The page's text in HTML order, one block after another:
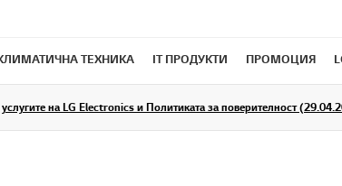
ТЕХНИКА IT ПРОДУКТИ ПРОМОЦИЯ
на LG Electronics и Политиката за поверителност